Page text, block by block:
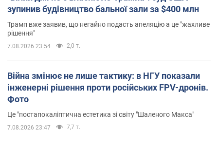
зупинив будівництво бальної зали за $400 млн
Трамп вже заявив, що негайно подасть апеляцію а це "жахливе
рішення"
7.08.2026 23:54 2,0 т.
Війна змінює не лише тактику: в НГУ показали
інженерні рішення проти російських FPV-дронів.
Фото
Це "постапокаліптична естетика зі світу "Шаленого Макса"
7.08.2026 23:47 7,7 т.